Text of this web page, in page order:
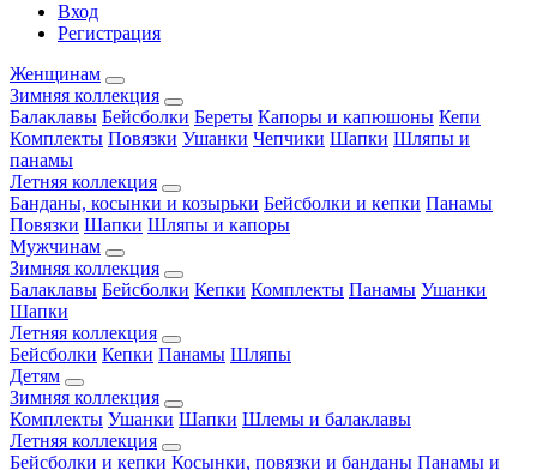
Вход
Регистрация
Женщинам
Зимняя коллекция
Балаклавы Бейсболки Береты Капоры и капюшоны Кепи
Комплекты Повязки Ушанки Чепчики Шапки Шляпы и
панамы
Летняя коллекция
Банданы, косынки и козырьки Бейсболки и кепки Панамы
Повязки Шапки Шляпы и капоры
Мужчинам
Зимняя коллекция
Балаклавы Бейсболки Кепки Комплекты Панамы Ушанки
Шапки
Летняя коллекция
Бейсболки Кепки Панамы Шляпы
Детям
Зимняя коллекция
Комплекты Ушанки Шапки Шлемы и балаклавы
Летняя коллекция
Бейсболки и кепки Косынки, повязки и банданы Панамы и